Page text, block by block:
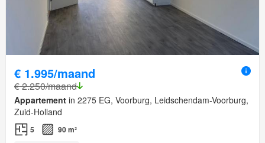
€ 1.995/maand
€ 2.250/maand
Appartement in 2275 EG, Voorburg, Leidschendam-Voorburg,
Zuid-Holland
5 90 m²